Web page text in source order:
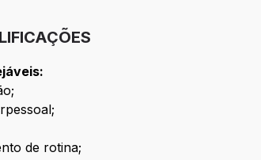
de rotina;